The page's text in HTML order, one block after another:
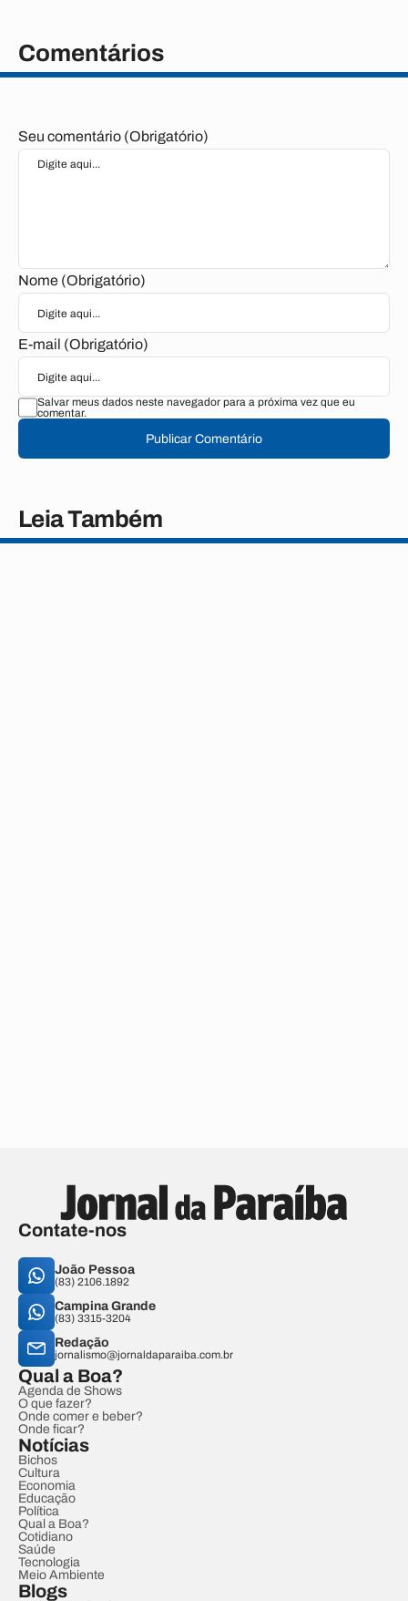
Comentários
Seu comentário (Obrigatório)
Nome (Obrigatório)
E-mail (Obrigatório)
Salvar meus dados neste navegador para a próxima vez que eu
comentar.
Publicar Comentário
Leia Também
Contate-nos
João Pessoa
(83) 2106.1892
Campina Grande
(83) 3315-3204
Redação
jornalismo@jornaldaparaiba.com.br
Qual a Boa?
Agenda de Shows
O que fazer?
Onde comer e beber?
Onde ficar?
Notícias
Bichos
Cultura
Economia
Educação
Política
Qual a Boa?
Cotidiano
Saúde
Tecnologia
Meio Ambiente
Blogs